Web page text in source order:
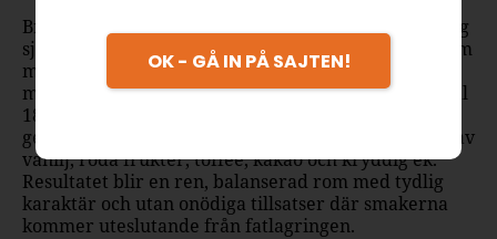
Brugal 1888 är en rom där hantverket får tala för sig
självt. Det behövs inga genvägar för att skapa en rom
med karaktär. Smakprofilen bjuder på inslag av
mörk karamell, kakao, kaffe och torkad frukt. Brugal
1888 dubbellagras i bourbon- och sherryfat, vilket
ger en balanserad och nyanserad smak med inslag av
vanilj, röda frukter, toffee, kakao och kryddig ek.
Resultatet blir en ren, balanserad rom med tydlig
karaktär och utan onödiga tillsatser där smakerna
kommer uteslutande från fatlagringen.
OK - GÅ IN PÅ SAJTEN!